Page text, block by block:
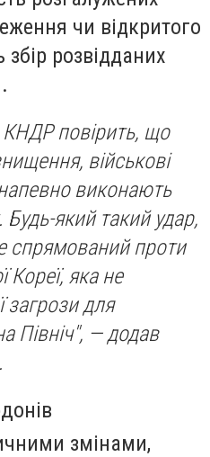
чи відкритого
збір розвідданих
КНДР повірить, що
військові
виконають
Будь-який такий удар,
спрямований проти
Кореї, яка не
загрози для
Північ", — додав
змінами,